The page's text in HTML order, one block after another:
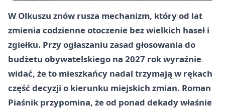
W Olkuszu znów rusza mechanizm, który od lat
zmienia codzienne otoczenie bez wielkich haseł i
zgiełku. Przy ogłaszaniu zasad głosowania do
budżetu obywatelskiego na 2027 rok wyraźnie
widać, że to mieszkańcy nadal trzymają w rękach
część decyzji o kierunku miejskich zmian. Roman
Piaśnik przypomina, że od ponad dekady właśnie